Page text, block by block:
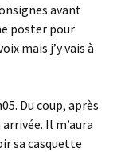
avant
poster pour
mais j’y vais à
Du coup, après
Il m’aura
sa casquette